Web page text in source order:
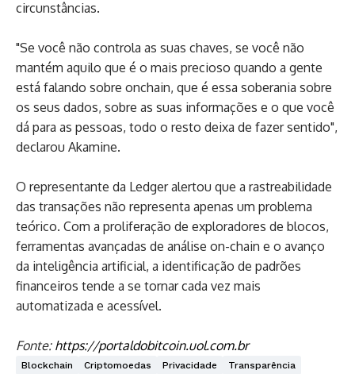
circunstâncias.
"Se você não controla as suas chaves, se você não
mantém aquilo que é o mais precioso quando a gente
está falando sobre onchain, que é essa soberania sobre
os seus dados, sobre as suas informações e o que você
dá para as pessoas, todo o resto deixa de fazer sentido",
declarou Akamine.
O representante da Ledger alertou que a rastreabilidade
das transações não representa apenas um problema
teórico. Com a proliferação de exploradores de blocos,
ferramentas avançadas de análise on-chain e o avanço
da inteligência artificial, a identificação de padrões
financeiros tende a se tornar cada vez mais
automatizada e acessível.
Fonte: https://portaldobitcoin.uol.com.br
Blockchain Criptomoedas Privacidade
Transparência